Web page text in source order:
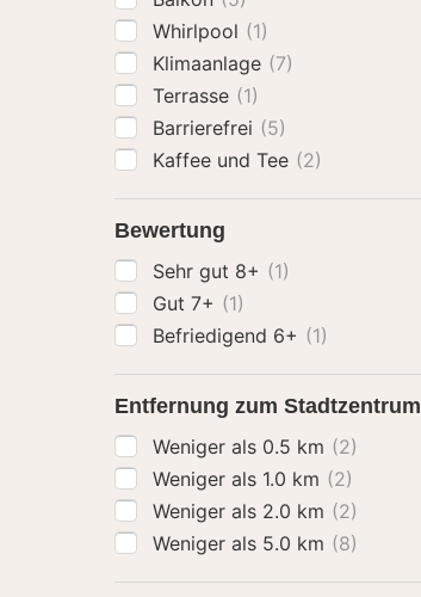
Whirlpool (1)
Klimaanlage (7)
Terrasse (1)
Barrierefrei (5)
Kaffee und Tee (2)
Bewertung
Sehr gut 8+ (1)
Gut 7+ (1)
Befriedigend 6+ (1)
Entfernung zum Stadtzentrum
Weniger als 0.5 km (2)
Weniger als 1.0 km (2)
Weniger als 2.0 km (2)
Weniger als 5.0 km (8)